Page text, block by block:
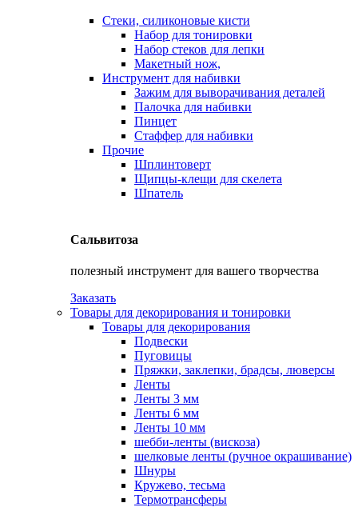
Стеки, силиконовые кисти
Набор для тонировки
Набор стеков для лепки
Макетный нож,
Инструмент для набивки
Зажим для выворачивания деталей
Палочка для набивки
Пинцет
Стаффер для набивки
Прочие
Шплинтоверт
Щипцы-клещи для скелета
Шпатель
Сальвитоза
полезный инструмент для вашего творчества
Заказать
Товары для декорирования и тонировки
Товары для декорирования
Подвески
Пуговицы
Пряжки, заклепки, брадсы, люверсы
Ленты
Ленты 3 мм
Ленты 6 мм
Ленты 10 мм
шебби-ленты (вискоза)
шелковые ленты (ручное окрашивание)
Шнуры
Кружево, тесьма
Термотрансферы